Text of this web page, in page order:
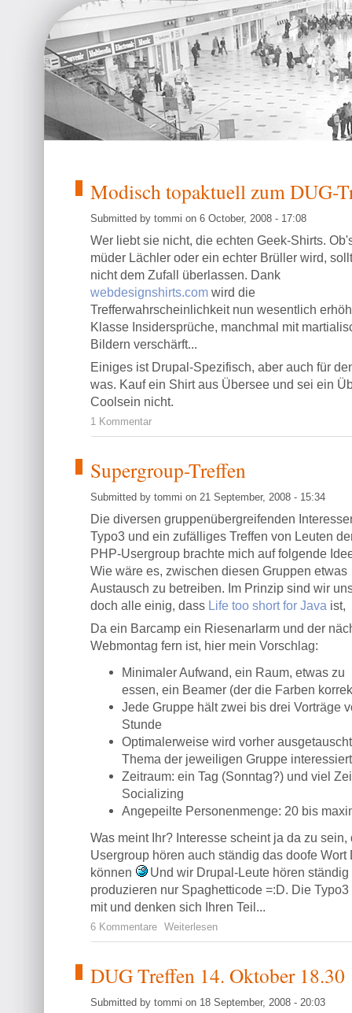
Modisch topaktuell zum DUG-
Submitted by tommi on 6 October, 2008 - 17:08
Wer liebt sie nicht, die echten Geek-Shirts.
müder Lächler oder ein echter Brüller wird,
nicht dem Zufall überlassen. Dank
webdesignshirts.com wird die
Trefferwahrscheinlichkeit nun wesentlich
Klasse Insidersprüche, manchmal mit
Bildern verschärft...
Einiges ist Drupal-Spezifisch, aber auch für
was. Kauf ein Shirt aus Übersee und sei ein
Coolsein nicht.
1 Kommentar
Supergroup-Treffen
Submitted by tommi on 21 September, 2008 - 15:34
Die diversen gruppenübergreifenden
Typo3 und ein zufälliges Treffen von Leuten
PHP-Usergroup brachte mich auf folgende
Wie wäre es, zwischen diesen Gruppen etwas
Austausch zu betreiben. Im Prinzip sind wir
doch alle einig, dass Life too short for Java ist,
Da ein Barcamp ein Riesenarlarm und der
Webmontag fern ist, hier mein Vorschlag:
Minimaler Aufwand, ein Raum, etwas zu
essen, ein Beamer (der die Farben
Jede Gruppe hält zwei bis drei Vorträge
Stunde
Optimalerweise wird vorher
Thema der jeweiligen Gruppe interessiert
Zeitraum: ein Tag (Sonntag?) und viel
Socializing
Angepeilte Personenmenge: 20 bis
Was meint Ihr? Interesse scheint ja da zu
Usergroup hören auch ständig das doofe
können
Und wir Drupal-Leute hören
produzieren nur Spaghetticode =:D. Die
mit und denken sich Ihren Teil...
6 Kommentare Weiterlesen
DUG Treffen 14. Oktober 18.30
Submitted by tommi on 18 September, 2008 - 20:03